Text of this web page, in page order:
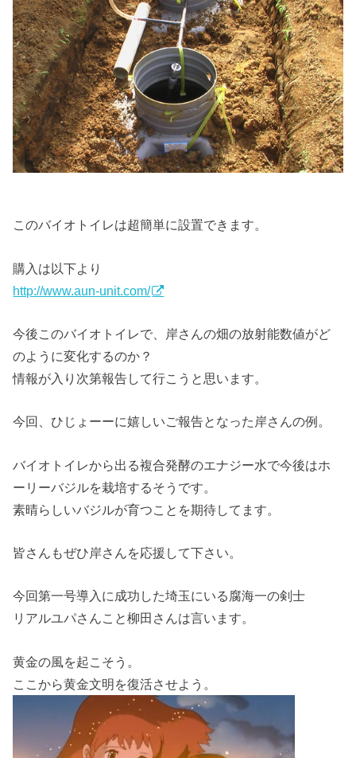
このバイオトイレは超簡単に設置できます。
購入は以下より
http://www.aun-unit.com/
今後このバイオトイレで、岸さんの畑の放射能数値がど
のように変化するのか？
情報が入り次第報告して行こうと思います。
今回、ひじょーーに嬉しいご報告となった岸さんの例。
バイオトイレから出る複合発酵のエナジー水で今後はホ
ーリーバジルを栽培するそうです。
素晴らしいバジルが育つことを期待してます。
皆さんもぜひ岸さんを応援して下さい。
今回第一号導入に成功した埼玉にいる腐海一の剣士
リアルユパさんこと柳田さんは言います。
黄金の風を起こそう。
ここから黄金文明を復活させよう。